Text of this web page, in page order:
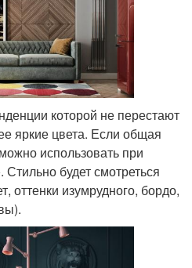
которой не перестают
яркие цвета. Если общая
использовать при
Стильно будет смотреться
оттенки изумрудного, бордо,